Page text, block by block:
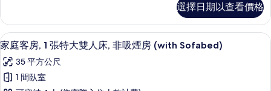
大
雙
人
床,
非
客
房,
1
張
加
大
選擇日期以查看價格
顯
示
家
庭
家庭客房, 1 張特大雙人床, 非吸煙房
5
家庭客房, 1 張特大雙人床, 非吸煙房 (with Sofabed)
35 平方公尺
1 間臥室